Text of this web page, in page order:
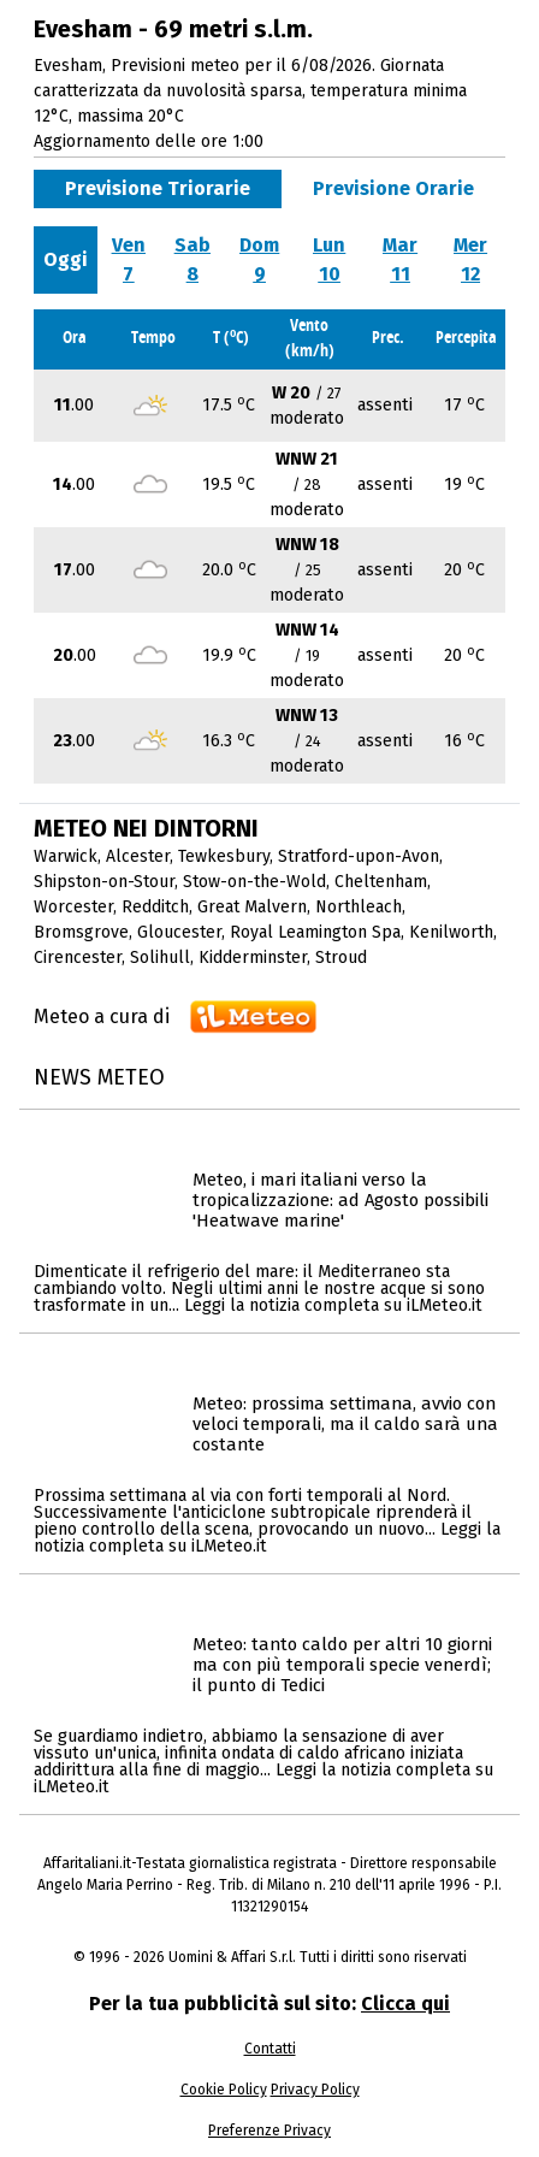
Evesham - 69 metri s.l.m.
Evesham, Previsioni meteo per il 6/08/2026. Giornata
caratterizzata da nuvolosità sparsa, temperatura minima
12°C, massima 20°C
Aggiornamento delle ore 1:00
Previsione Triorarie Previsione Orarie
Oggi
Ven
7
Sab
8
Dom
9
Lun
10
Mar
11
Mer
12
Ora Tempo T (oC)
Vento
(km/h)
Prec. Percepita
11.00 17.5 oC
W 20 / 27
moderato
assenti 17 oC
14.00 19.5 oC
WNW 21
/ 28
moderato
assenti 19 oC
17.00 20.0 oC
WNW 18
/ 25
moderato
assenti 20 oC
20.00 19.9 oC
WNW 14
/ 19
moderato
assenti 20 oC
23.00 16.3 oC
WNW 13
/ 24
moderato
assenti 16 oC
METEO NEI DINTORNI
Warwick, Alcester, Tewkesbury, Stratford-upon-Avon,
Shipston-on-Stour, Stow-on-the-Wold, Cheltenham,
Worcester, Redditch, Great Malvern, Northleach,
Bromsgrove, Gloucester, Royal Leamington Spa, Kenilworth,
Cirencester, Solihull, Kidderminster, Stroud
Meteo a cura di
NEWS METEO
Meteo, i mari italiani verso la
tropicalizzazione: ad Agosto possibili
'Heatwave marine'
Dimenticate il refrigerio del mare: il Mediterraneo sta
cambiando volto. Negli ultimi anni le nostre acque si sono
trasformate in un... Leggi la notizia completa su iLMeteo.it
Meteo: prossima settimana, avvio con
veloci temporali, ma il caldo sarà una
costante
Prossima settimana al via con forti temporali al Nord.
Successivamente l'anticiclone subtropicale riprenderà il
pieno controllo della scena, provocando un nuovo... Leggi la
notizia completa su iLMeteo.it
Meteo: tanto caldo per altri 10 giorni
ma con più temporali specie venerdì;
il punto di Tedici
Se guardiamo indietro, abbiamo la sensazione di aver
vissuto un'unica, infinita ondata di caldo africano iniziata
addirittura alla fine di maggio... Leggi la notizia completa su
iLMeteo.it
Affaritaliani.it-Testata giornalistica registrata - Direttore responsabile
Angelo Maria Perrino - Reg. Trib. di Milano n. 210 dell'11 aprile 1996 - P.I.
11321290154
© 1996 - 2026 Uomini & Affari S.r.l. Tutti i diritti sono riservati
Per la tua pubblicità sul sito: Clicca qui
Contatti
Cookie Policy Privacy Policy
Preferenze Privacy